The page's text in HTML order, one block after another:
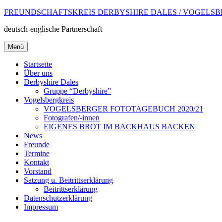
Zum
springen
FREUNDSCHAFTSKREIS DERBYSHIRE DALES /
deutsch-englische Partnerschaft
Menü
Startseite
Über uns
Derbyshire Dales
Gruppe “Derbyshire”
Vogelsbergkreis
VOGELSBERGER FOTOTAGEBUCH 2020/21
Fotografen/-innen
EIGENES BROT IM BACKHAUS BACKEN
News
Freunde
Termine
Kontakt
Vorstand
Satzung u. Beitrittserklärung
Beitrittserklärung
Datenschutzerklärung
Impressum